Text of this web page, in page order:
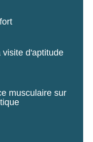
visite d'aptitude
musculaire sur